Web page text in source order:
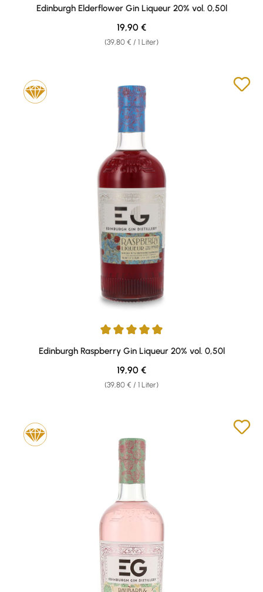
Durchschnittliche Bewertung von 4 von 5 Sternen
Edinburgh Elderflower Gin Liqueur 20% vol. 0,50l
(39,80 € / 1 Liter)
Regulärer Preis:
19,90 €
Durchschnittliche Bewertung von 5 von 5 Sternen
Edinburgh Raspberry Gin Liqueur 20% vol. 0,50l
(39,80 € / 1 Liter)
Regulärer Preis:
19,90 €